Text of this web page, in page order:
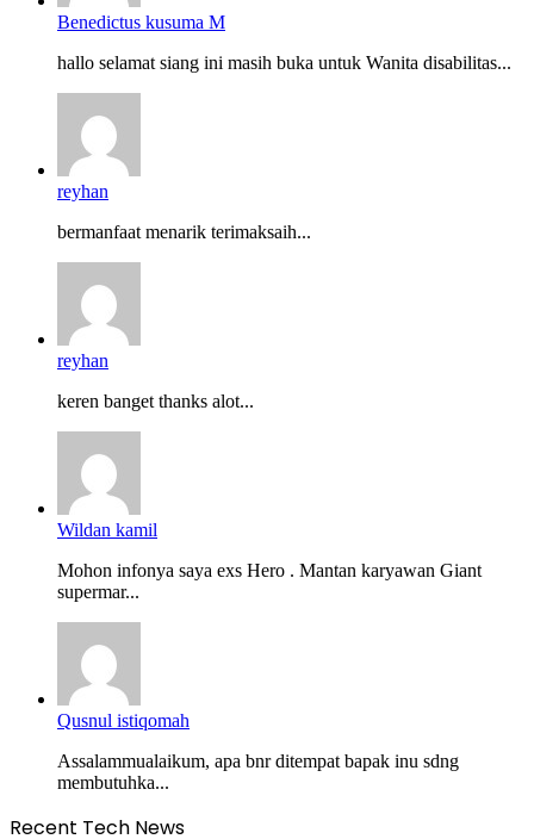
Benedictus kusuma M
hallo selamat siang ini masih buka untuk Wanita disabilitas...
reyhan
bermanfaat menarik terimaksaih...
reyhan
keren banget thanks alot...
Wildan kamil
Mohon infonya saya exs Hero . Mantan karyawan Giant
supermar...
Qusnul istiqomah
Assalammualaikum, apa bnr ditempat bapak inu sdng
membutuhka...
Recent Tech News